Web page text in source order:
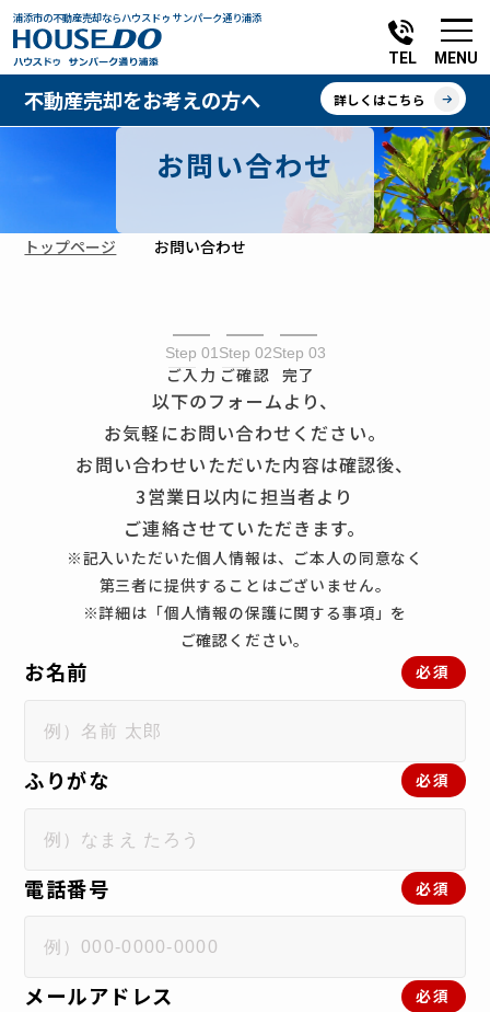
浦添市の不動産売却ならハウスドゥ サンパーク通り浦添
TEL
不動産売却をお考えの方へ 詳しくはこちら
MENU
お問い合わせ
トップページ お問い合わせ
Step 01
ご入力
Step 02
ご確認
Step 03
完了
以下のフォームより、
お気軽にお問い合わせください。
お問い合わせいただいた内容は確認後、
3営業日以内に担当者より
ご連絡させていただきます。
※記入いただいた個人情報は、ご本人の同意なく
第三者に提供することはございません。
※詳細は「個人情報の保護に関する事項」を
ご確認ください。
必須
お名前
必須
ふりがな
必須
電話番号
必須
メールアドレス